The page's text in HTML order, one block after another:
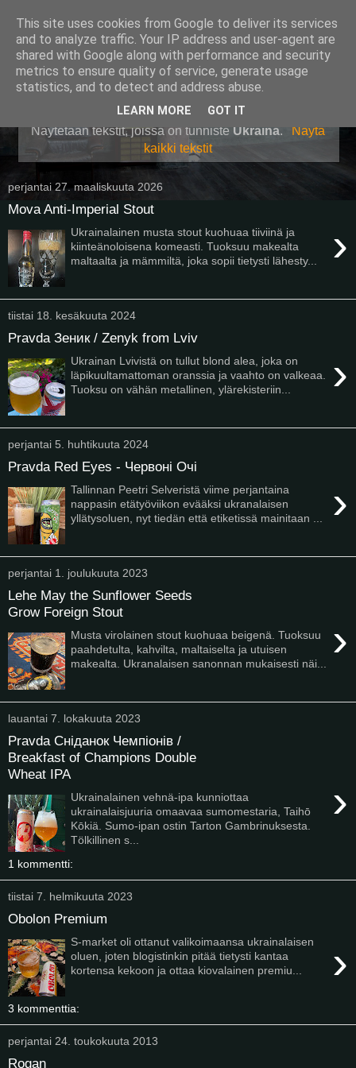
Pullollinen
Näytetään tekstit, joissa on tunniste Ukraina.
Näytä
kaikki tekstit
perjantai 27. maaliskuuta 2026
Mova Anti-Imperial Stout
›
Ukrainalainen musta stout kuohuaa tiiviinä ja
kiinteänoloisena komeasti. Tuoksuu makealta
maltaalta ja mämmiltä, joka sopii tietysti lähesty...
tiistai 18. kesäkuuta 2024
Pravda Зеник / Zenyk from Lviv
›
Ukrainan Lvivistä on tullut blond alea, joka on
läpikuultamattoman oranssia ja vaahto on valkeaa.
Tuoksu on vähän metallinen, ylärekisteriin...
perjantai 5. huhtikuuta 2024
Pravda Red Eyes - Червоні Очі
›
Tallinnan Peetri Selveristä viime perjantaina
nappasin etätyöviikon evääksi ukranalaisen
yllätysoluen, nyt tiedän että etiketissä mainitaan ...
perjantai 1. joulukuuta 2023
Lehe May the Sunflower Seeds
Grow Foreign Stout
›
Musta virolainen stout kuohuaa beigenä. Tuoksuu
paahdetulta, kahvilta, maltaiselta ja utuisen
makealta. Ukranalaisen sanonnan mukaisesti näi...
lauantai 7. lokakuuta 2023
Pravda Сніданок Чемпіонів /
Breakfast of Champions Double
Wheat IPA
›
Ukrainalainen vehnä-ipa kunniottaa
ukrainalaisjuuria omaavaa sumomestaria, Taihō
Kōkiä. Sumo-ipan ostin Tarton Gambrinuksesta.
Tölkillinen s...
1 kommentti:
tiistai 7. helmikuuta 2023
Obolon Premium
›
S-market oli ottanut valikoimaansa ukrainalaisen
oluen, joten blogistinkin pitää tietysti kantaa
kortensa kekoon ja ottaa kiovalainen premiu...
3 kommenttia:
perjantai 24. toukokuuta 2013
Rogan
This site uses cookies from Google to deliver its services
and to analyze traffic. Your IP address and user-agent are
shared with Google along with performance and security
metrics to ensure quality of service, generate usage
statistics, and to detect and address abuse.
LEARN MORE GOT IT